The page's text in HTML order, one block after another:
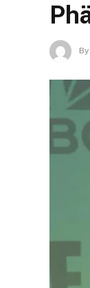
By